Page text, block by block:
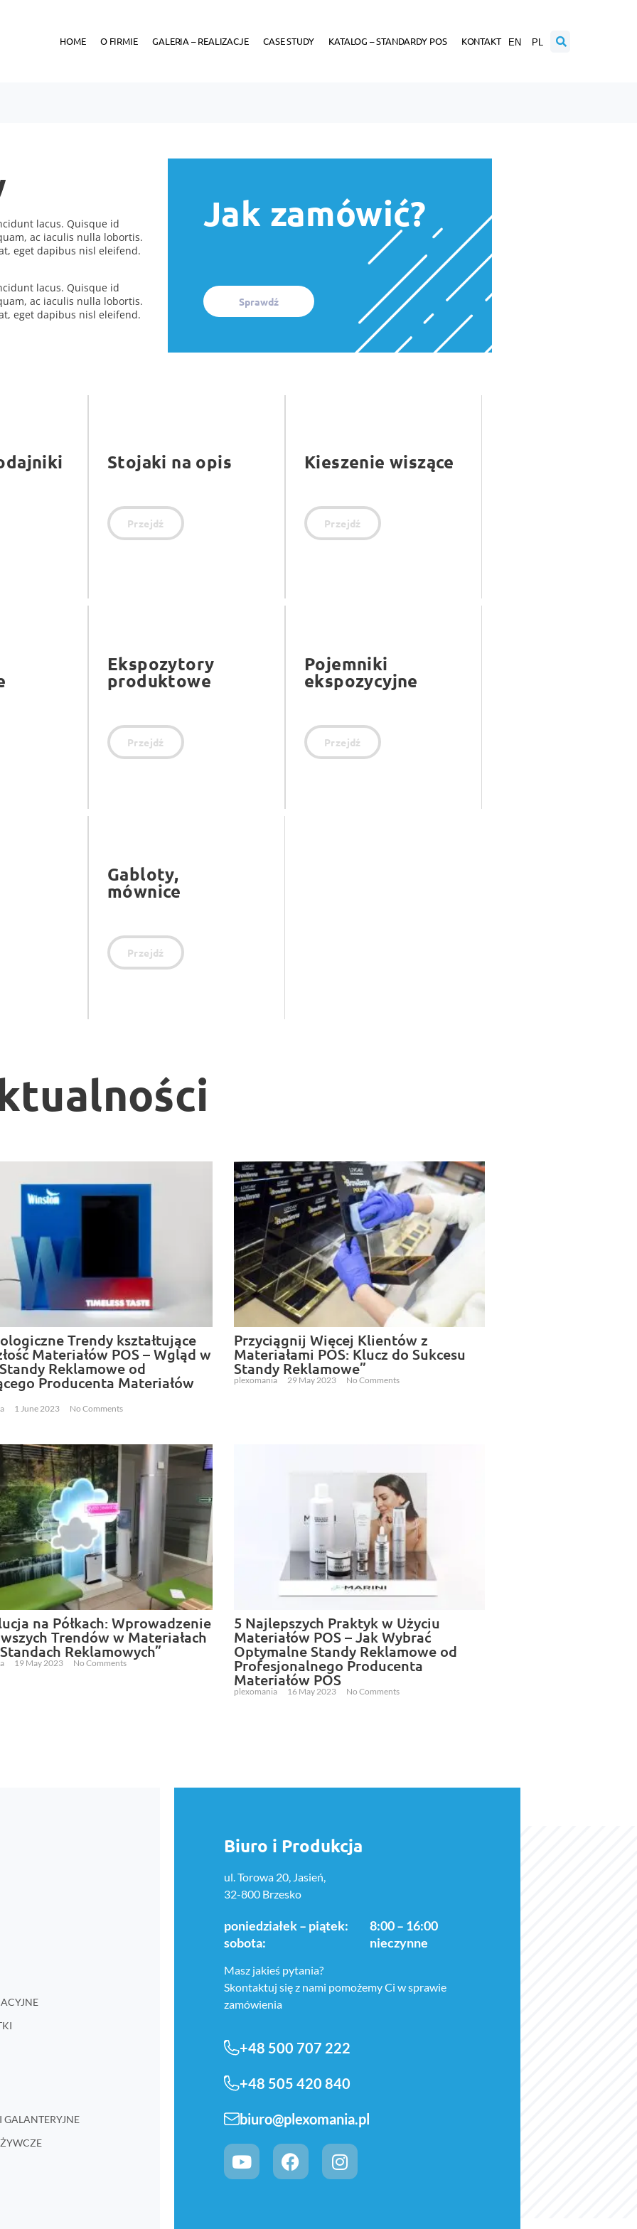
HOME O FIRMIE GALERIA – REALIZACJE CASE STUDY KATALOG – STANDARDY POS KONTAKT EN PL
lacus. Quisque id
ac iaculis nulla lobortis.
eget dapibus nisl eleifend.
lacus. Quisque id
ac iaculis nulla lobortis.
eget dapibus nisl eleifend.
Jak zamówić?
Sprawdź
Stojaki na opis
Przejdź
Kieszenie wiszące
Przejdź
Ekspozytory
produktowe
Przejdź
Pojemniki
ekspozycyjne
Przejdź
Gabloty,
mównice
Przejdź
Trendy kształtujące
Materiałów POS – Wgląd w
Reklamowe od
Producenta Materiałów
1 June 2023 No Comments
Przyciągnij Więcej Klientów z
Materiałami POS: Klucz do Sukcesu
Standy Reklamowe”
plexomania 29 May 2023 No Comments
na Półkach: Wprowadzenie
Trendów w Materiałach
Reklamowych”
19 May 2023 No Comments
5 Najlepszych Praktyk w Użyciu
Materiałów POS – Jak Wybrać
Optymalne Standy Reklamowe od
Profesjonalnego Producenta
Materiałów POS
plexomania 16 May 2023 No Comments
GALANTERYJNE
Biuro i Produkcja
ul. Torowa 20, Jasień,
32-800 Brzesko
poniedziałek – piątek:
sobota:
8:00 – 16:00
nieczynne
Masz jakieś pytania?
Skontaktuj się z nami pomożemy Ci w sprawie
zamówienia
+48 500 707 222
+48 505 420 840
biuro@plexomania.pl